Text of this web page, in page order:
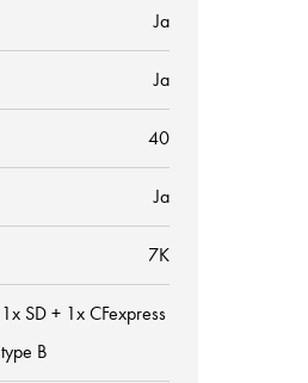
Ja
Ja
40
Ja
7K
1x SD + 1x CFexpress
type B